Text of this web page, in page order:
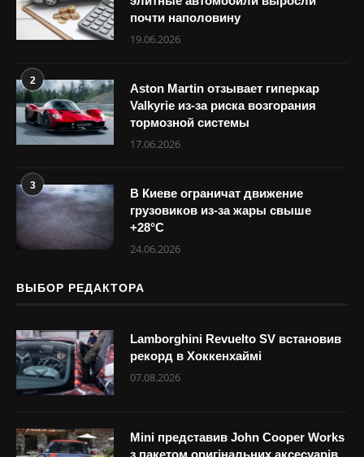
почти наполовину
19.06.2026
2
Aston Martin отзывает гиперкар
Valkyrie из-за риска возгорания
тормозной системы
17.06.2026
3
В Киеве ограничат движение
грузовиков из-за жары свыше
+28°С
24.06.2026
ВЫБОР РЕДАКТОРА
Lamborghini Revuelto SV встановив
рекорд в Хоккенхаймі
07.08.2026
Mini представив John Cooper Works
з пакетом оригінальних аксесуарів